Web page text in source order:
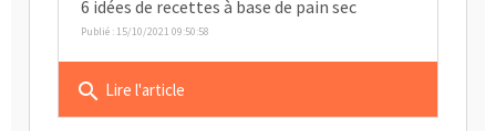
6 idées de recettes à base de pain sec
Publié : 15/10/2021 09:50:58
search Lire l'article